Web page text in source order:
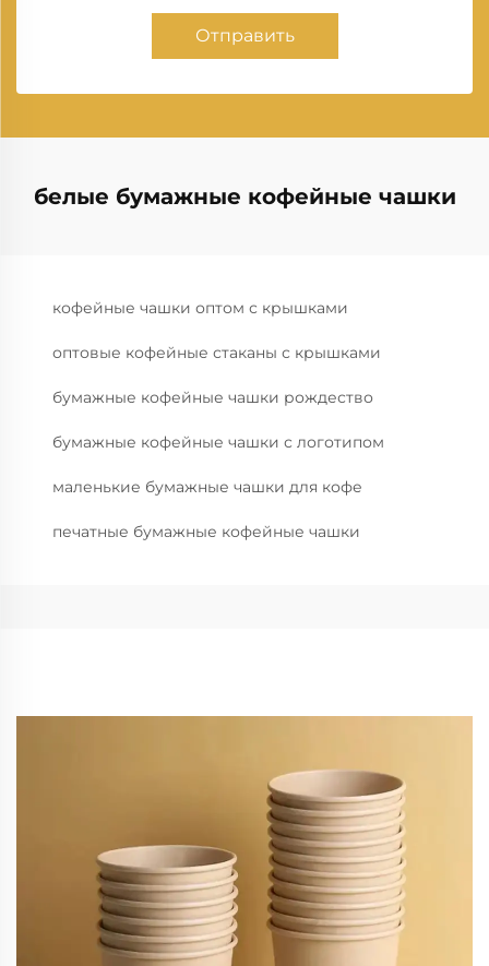
Отправить
белые бумажные кофейные чашки
кофейные чашки оптом с крышками
оптовые кофейные стаканы с крышками
бумажные кофейные чашки рождество
бумажные кофейные чашки с логотипом
маленькие бумажные чашки для кофе
печатные бумажные кофейные чашки